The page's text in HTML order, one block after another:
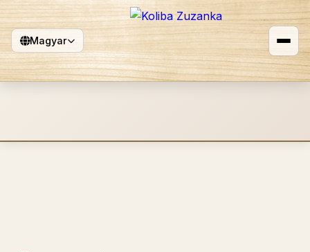
Magyar
Kapcsolat